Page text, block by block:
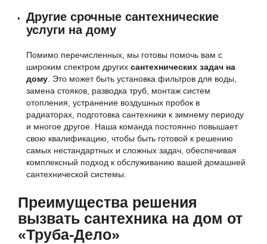
Другие срочные сантехнические
услуги на дому
Помимо перечисленных, мы готовы помочь вам с
широким спектром других сантехнических задач на
дому . Это может быть установка фильтров для воды,
замена стояков, разводка труб, монтаж систем
отопления, устранение воздушных пробок в
радиаторах, подготовка сантехники к зимнему периоду
и многое другое. Наша команда постоянно повышает
свою квалификацию, чтобы быть готовой к решению
самых нестандартных и сложных задач, обеспечивая
комплексный подход к обслуживанию вашей домашней
сантехнической системы.
Преимущества решения
вызвать сантехника на дом от
«Труба-Дело»